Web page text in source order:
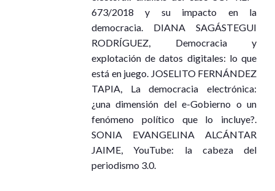
Hacer ciencia en México: ¿Un dolor de cabeza?
Narrativas somáticas de la élite académica sobre el
trabajo en universidades estatales
Autora: Verónica Sieglin
Presentadora: Leticia Romero
Modera: Aida Figueroa
Martes 10 de noviembre, 16:15 – 17:00
Sala de Presentaciones de Libros
Ver en Youtube
673/2018 y su impacto en la
democracia. DIANA SAGÁSTEGUI
RODRÍGUEZ, Democracia y
explotación de datos digitales: lo que
está en juego. JOSELITO FERNÁNDEZ
TAPIA, La democracia electrónica:
¿una dimensión del e-Gobierno o un
fenómeno político que lo incluye?.
SONIA EVANGELINA ALCÁNTAR
JAIME, YouTube: la cabeza del
periodismo 3.0.